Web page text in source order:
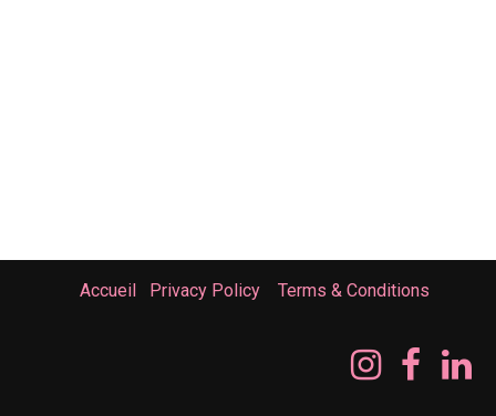
Accueil Privacy Policy Terms & Conditions